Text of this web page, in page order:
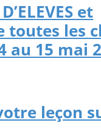
et
toutes les
au 15 mai
leçon